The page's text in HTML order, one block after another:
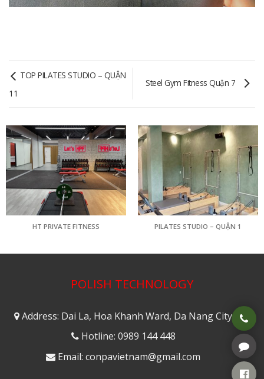
TOP PILATES STUDIO – QUẬN
11
Steel Gym Fitness Quận 7
HT PRIVATE FITNESS PILATES STUDIO – QUẬN 1
POLISH TECHNOLOGY
Address: Dai La, Hoa Khanh Ward, Da Nang City
Hotline: 0989 144 448
Email: conpavietnam@gmail.com